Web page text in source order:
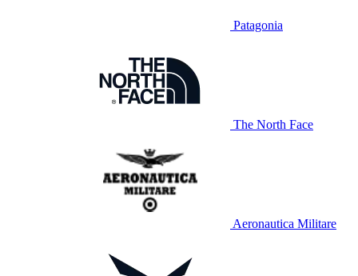
Patagonia
The North Face
Aeronautica Militare